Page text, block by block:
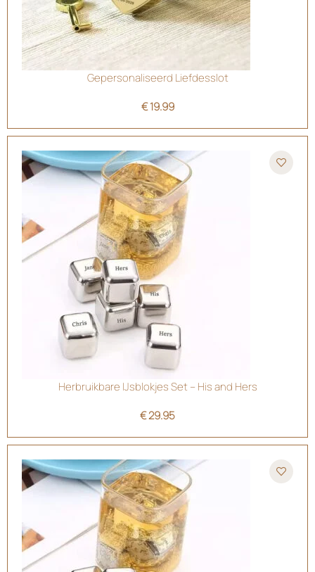
Gepersonaliseerd Liefdesslot
€19.99
Herbruikbare IJsblokjes Set – His and Hers
€29.95